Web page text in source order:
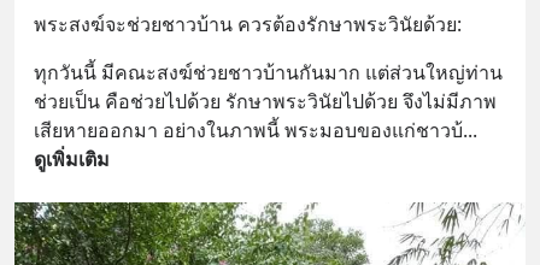
พระสงฆ์จะช่วยชาวบ้าน ควรต้องรักษาพระวินัยด้วย:
ทุกวันนี้ มีคณะสงฆ์ช่วยชาวบ้านกันมาก แต่ส่วนใหญ่ท่าน
ช่วยเป็น คือช่วยไปด้วย รักษาพระวินัยไปด้วย จึงไม่มีภาพ
เสียหายออกมา อย่างในภาพนี้ พระมอบของแก่ชาวบ้...
ดูเพิ่มเติม